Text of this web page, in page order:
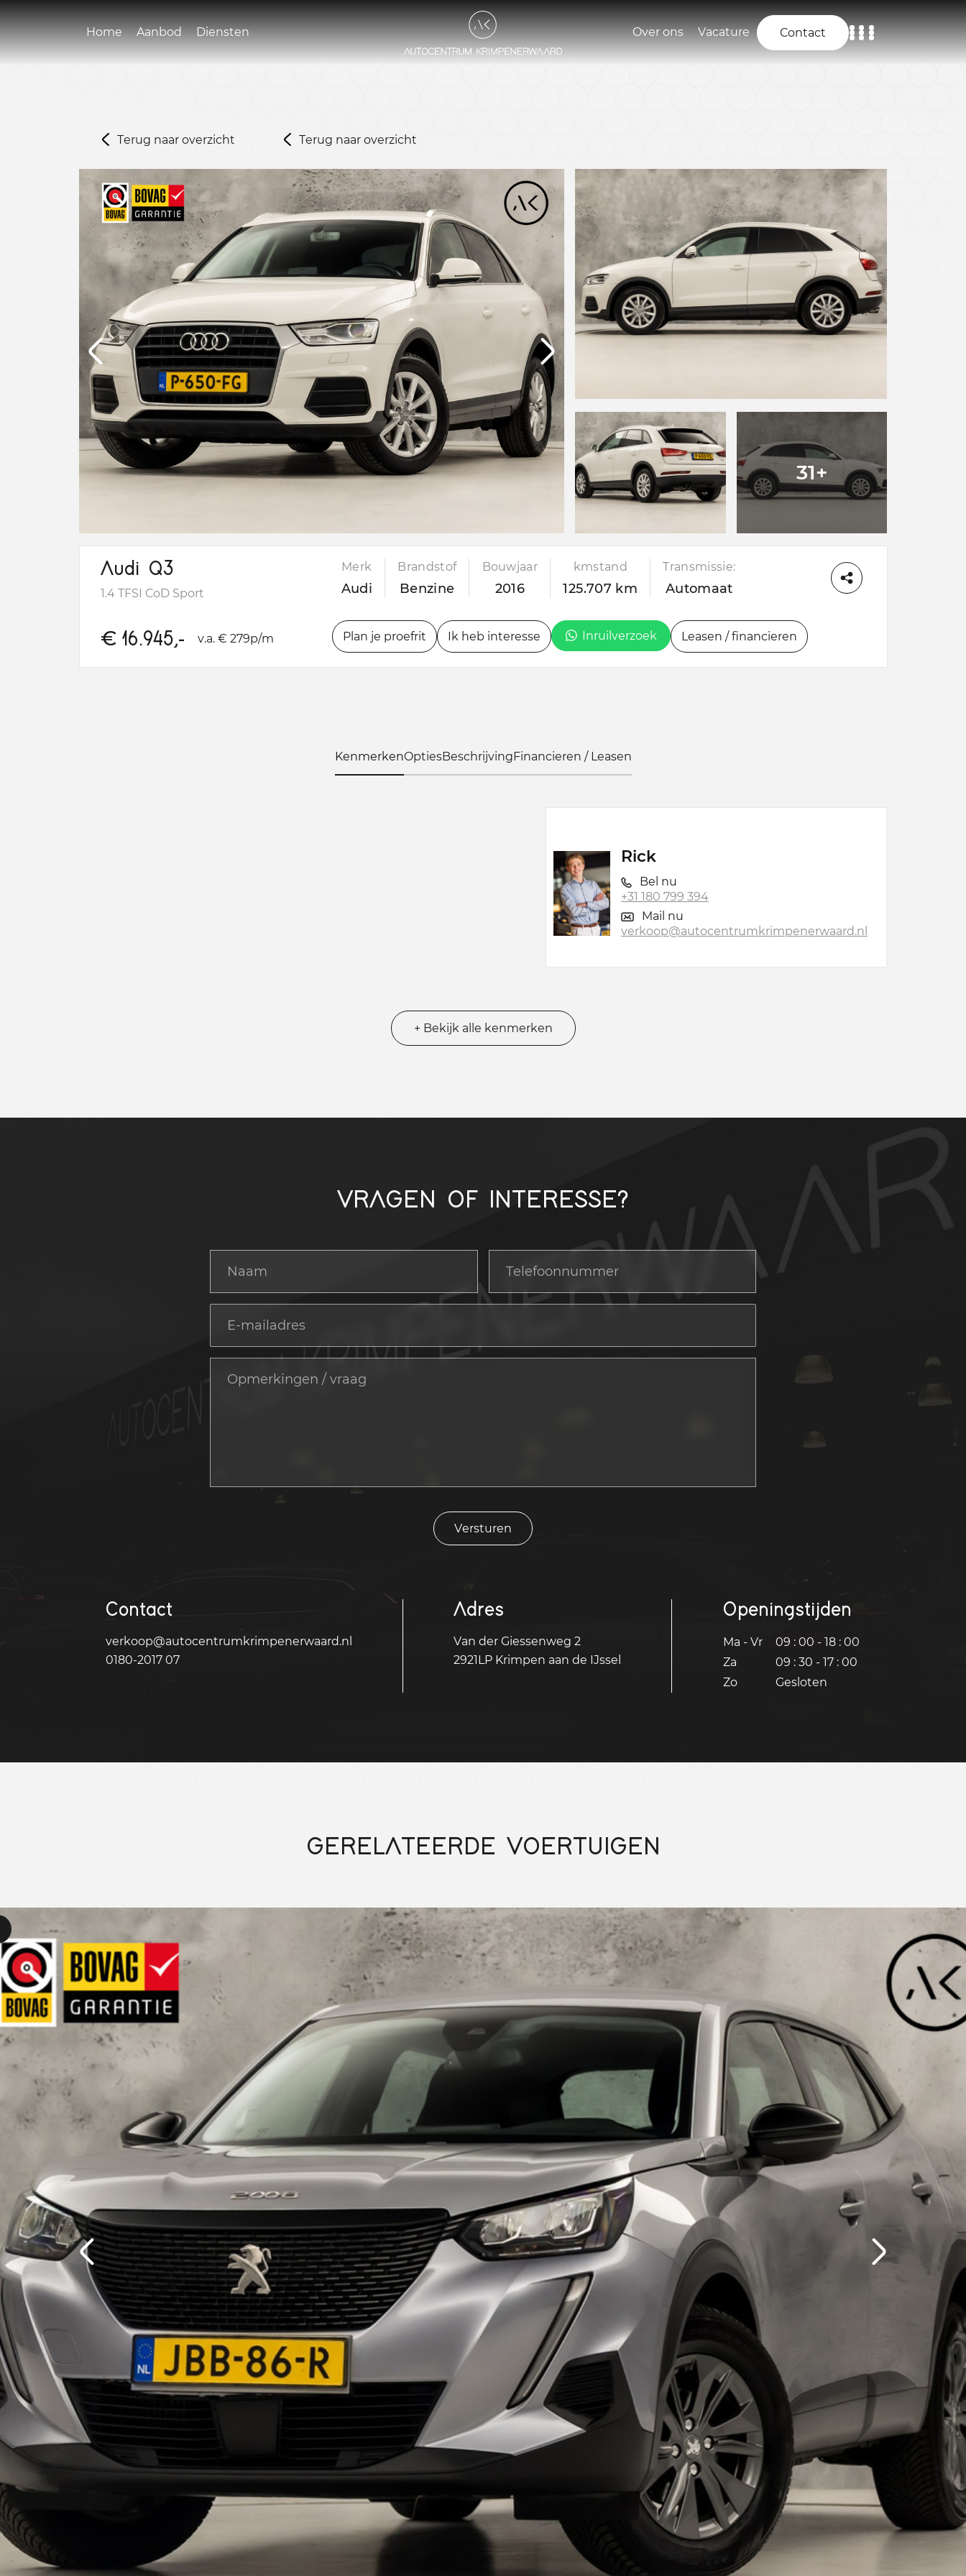
Home Aanbod Diensten Over ons Vacature Contact
Diensten
Over ons
Vacature
Contact
Terug naar overzicht Terug naar overzicht
31+
Audi Q3
1.4 TFSI CoD Sport
€ 16.945,- v.a. € 279p/m
Merk
Audi
Brandstof
Benzine
Bouwjaar
2016
kmstand
125.707 km
Transmissie:
Automaat
Plan je proefrit Ik heb interesse Inruilverzoek Leasen / financieren
KenmerkenOptiesBeschrijvingFinancieren / Leasen
Rick
Bel nu
+31 180 799 394
Mail nu
verkoop@autocentrumkrimpenerwaard.nl
+ Bekijk alle kenmerken
VRAGEN OF INTERESSE?
Versturen
Contact
verkoop@autocentrumkrimpenerwaard.nl
0180-2017 07
Adres
Van der Giessenweg 2
2921LP Krimpen aan de IJssel
Openingstijden
Ma - Vr
09 : 00 - 18 : 00
Za
09 : 30 - 17 : 00
Zo
Gesloten
GERELATEERDE VOERTUIGEN